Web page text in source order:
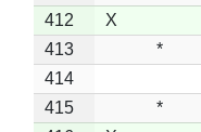
412
X
413
*
414
415
*